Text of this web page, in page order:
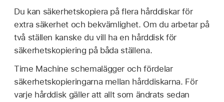
Du kan säkerhetskopiera på flera hårddiskar för
extra säkerhet och bekvämlighet. Om du arbetar på
två ställen kanske du vill ha en hårddisk för
säkerhetskopiering på båda ställena.
Time Machine schemalägger och fördelar
säkerhetskopieringarna mellan hårddiskarna. För
varje hårddisk gäller att allt som ändrats sedan